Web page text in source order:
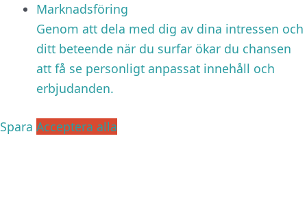
Marknadsföring
Genom att dela med dig av dina intressen och
ditt beteende när du surfar ökar du chansen
att få se personligt anpassat innehåll och
erbjudanden.
Spara Acceptera alla